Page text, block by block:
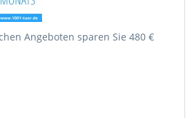
Angeboten sparen Sie 480 €